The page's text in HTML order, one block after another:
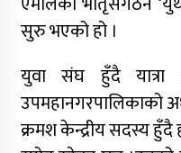
सुरु भएको हो ।
युवा संघ हुँदै
उपमहानगरपालिकाको
क्रमश केन्द्रीय सदस्य